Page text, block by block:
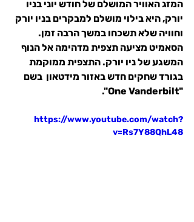
המזג האוויר המושלם של חודש יוני בניו
יורק, היא בילוי מושלם למבקרים בניו יורק
וחוויה שלא תשכחו במשך הרבה זמן.
הסאמיט מציעה תצפית מדהימה אל הנוף
המשגע של ניו יורק. התצפית ממוקמת
בגורד שחקים חדש באזור מידטאון  בשם
"One Vanderbilt".
https://www.youtube.com/watch?
v=Rs7Y88QhL48